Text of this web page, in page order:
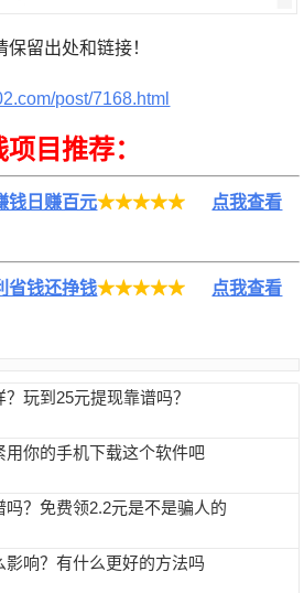
保留出处和链接！
post/7168.html
目推荐：
钱日赚百元★★★★★
点我查看
省钱还挣钱★★★★★
点我查看
玩到25元提现靠谱吗？
你的手机下载这个软件吧
？免费领2.2元是不是骗人的
响？有什么更好的方法吗